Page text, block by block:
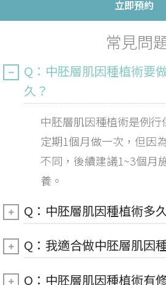
立即預約
常見問
Q：中胚層肌因種植術要
久？
中胚層肌因種植術是例行
定期1個月做一次，但因
不同，後續建議1~3個月
養。
Q：中胚層肌因種植術多
Q：我適合做中胚層肌因
Q：中胚層肌因種植術有